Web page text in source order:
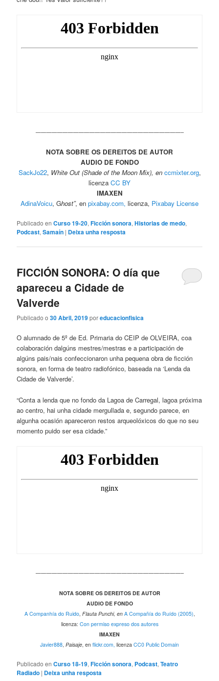
———————————————————————————–
NOTA SOBRE OS DEREITOS DE AUTOR
AUDIO DE FONDO
SackJo22, White Out (Shade of the Moon Mix), en ccmixter.org,
licenza CC BY
IMAXEN
AdinaVoicu, Ghost”, en pixabay.com, licenza, Pixabay License
Publicado en Curso 19-20,Ficción sonora,Historias de medo,
Podcast,Samaín | Deixa unha resposta
FICCIÓN SONORA: O día que
apareceu a Cidade de
Valverde
Publicado o30 Abril, 2019poreducacionfisica
O alumnado de 5º de Ed. Primaria do CEIP de OLVEIRA, coa
colaboración dalgúns mestres/mestras e a participación de
algúns pais/nais confeccionaron unha pequena obra de ficción
sonora, en forma de teatro radiofónico, baseada na ‘Lenda da
Cidade de Valverde’.
“Conta a lenda que no fondo da Lagoa de Carregal, lagoa próxima
ao centro, hai unha cidade mergullada e, segundo parece, en
algunha ocasión apareceron restos arqueolóxicos do que no seu
momento puido ser esa cidade.”
———————————————————————————–
NOTA SOBRE OS DEREITOS DE AUTOR
AUDIO DE FONDO
A Companhía do Ruido, Flauta Punchi, en A Compañía do Ruído (2005)
licenza: Con permiso expreso dos autores
IMAXEN
Javier888 Paisaje , en flickr.com, licenza CC0 Public Domain
Publicado en Curso 18-19,Ficción sonora, Podcast,Teatro
Radiado | Deixa unha resposta